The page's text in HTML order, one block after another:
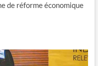
de réforme économique